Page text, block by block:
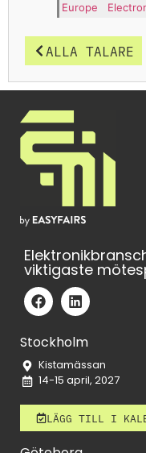
Europe
ALLA TALARE
viktigaste
Stockholm
Kistamässan
14-15 april, 2027
LÄGG TILL I